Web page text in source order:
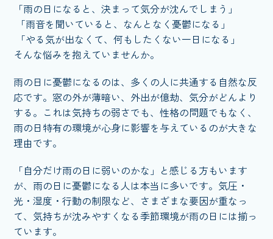
「雨の日になると、決まって気分が沈んでしまう」
「雨音を聞いていると、なんとなく憂鬱になる」
「やる気が出なくて、何もしたくない一日になる」
そんな悩みを抱えていませんか。
雨の日に憂鬱になるのは、多くの人に共通する自然な反
応です。窓の外が薄暗い、外出が億劫、気分がどんより
する。これは気持ちの弱さでも、性格の問題でもなく、
雨の日特有の環境が心身に影響を与えているのが大きな
理由です。
「自分だけ雨の日に弱いのかな」と感じる方もいます
が、雨の日に憂鬱になる人は本当に多いです。気圧・
光・湿度・行動の制限など、さまざまな要因が重なっ
て、気持ちが沈みやすくなる季節環境が雨の日には揃っ
ています。